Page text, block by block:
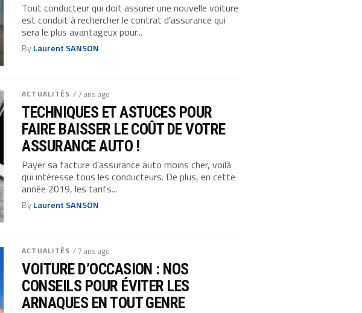
Tout conducteur qui doit assurer une nouvelle voiture
est conduit à rechercher le contrat d’assurance qui
sera le plus avantageux pour...
ByLaurent SANSON
ACTUALITÉS / 7 ans ago
TECHNIQUES ET ASTUCES POUR
FAIRE BAISSER LE COÛT DE VOTRE
ASSURANCE AUTO !
Payer sa facture d’assurance auto moins cher, voilà
qui intéresse tous les conducteurs. De plus, en cette
année 2019, les tarifs...
ByLaurent SANSON
ACTUALITÉS / 7 ans ago
VOITURE D’OCCASION : NOS
CONSEILS POUR ÉVITER LES
ARNAQUES EN TOUT GENRE